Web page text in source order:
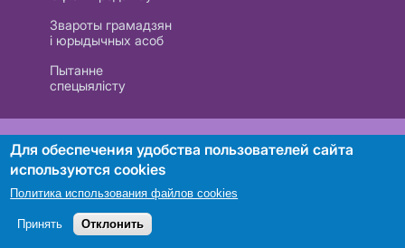
Звароты грамадзян
і юрыдычных асоб
Пытанне
спецыялісту
РУП «Белтэлекам». УНП 101007741
Пошук
Для обеспечения удобства пользователей сайта
используются cookies
Политика использования файлов cookies
Принять Отклонить